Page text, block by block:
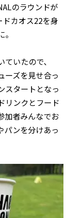
のラウンドが
カオス22を身
いたので、
ーズを見せ合っ
スタートとなっ
リンクとフード
加者みんなでお
パンを分けあっ